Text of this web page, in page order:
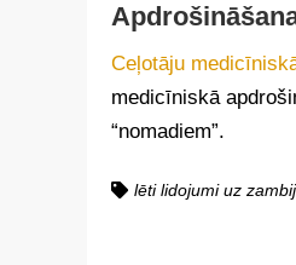
Ceļotāju
medicīniskā
“nomadiem”.
lēti lidojumi uz